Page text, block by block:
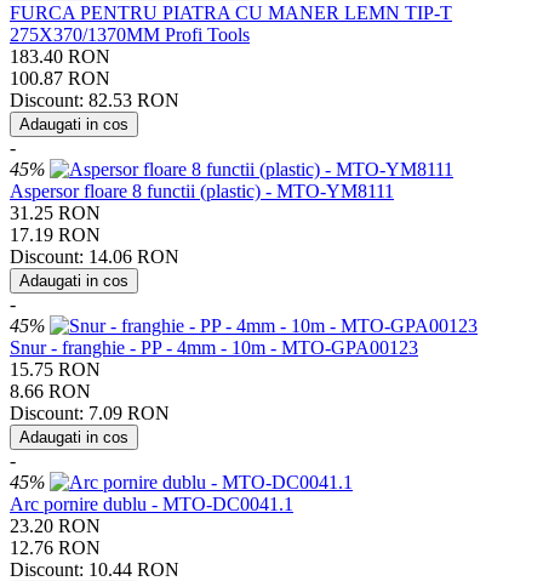
FURCA PENTRU PIATRA CU MANER LEMN TIP-T
275X370/1370MM Profi Tools
183.40 RON
100.87 RON
Discount: 82.53 RON
Adaugati in cos
-
45%
Aspersor floare 8 functii (plastic) - MTO-YM8111
31.25 RON
17.19 RON
Discount: 14.06 RON
Adaugati in cos
-
45%
Snur - franghie - PP - 4mm - 10m - MTO-GPA00123
15.75 RON
8.66 RON
Discount: 7.09 RON
Adaugati in cos
-
45%
Arc pornire dublu - MTO-DC0041.1
23.20 RON
12.76 RON
Discount: 10.44 RON